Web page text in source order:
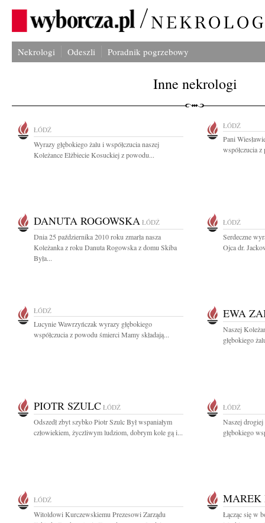
Nekrologi Odeszli Poradnik pogrzebowy
Inne nekrologi
ŁÓDŹ
Wyrazy głębokiego żalu i współczucia naszej
Koleżance Elżbiecie Kosuckiej z powodu...
ŁÓDŹ
Pani
współczucia
DANUTA ROGOWSKA ŁÓDŹ
Dnia 25 października 2010 roku zmarła nasza
Koleżanka z roku Danuta Rogowska z domu Skiba
Była...
ŁÓDŹ
Serdeczne
Ojca dr.
ŁÓDŹ
Lucynie Wawrzyńczak wyrazy głębokiego
współczucia z powodu śmierci Mamy składają...
EWA
Naszej
głębokiego
PIOTR SZULC ŁÓDŹ
Odszedł zbyt szybko Piotr Szulc Był wspaniałym
człowiekiem, życzliwym ludziom, dobrym kole gą i...
ŁÓDŹ
Naszej
głębokiego
ŁÓDŹ
Witoldowi Kurczewskiemu Prezesowi Zarządu
MAREK
Łącząc się w